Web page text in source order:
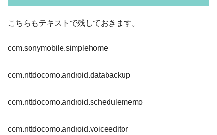
こちらもテキストで残しておきます。
com.sonymobile.simplehome
com.nttdocomo.android.databackup
com.nttdocomo.android.schedulememo
com.nttdocomo.android.voiceeditor